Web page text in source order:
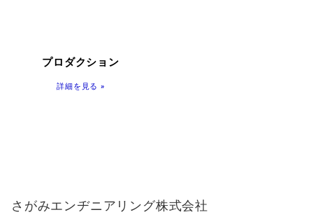
プロダクション
詳細を見る »
さがみエンヂニアリング株式会社